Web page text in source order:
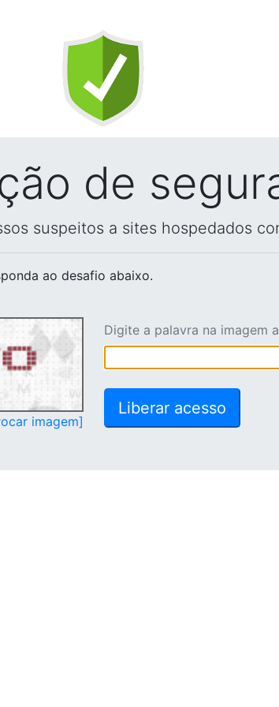
de
suspeitos a sites hospedados
ao desafio abaixo.
imagem]
Digite a palavra na imagem